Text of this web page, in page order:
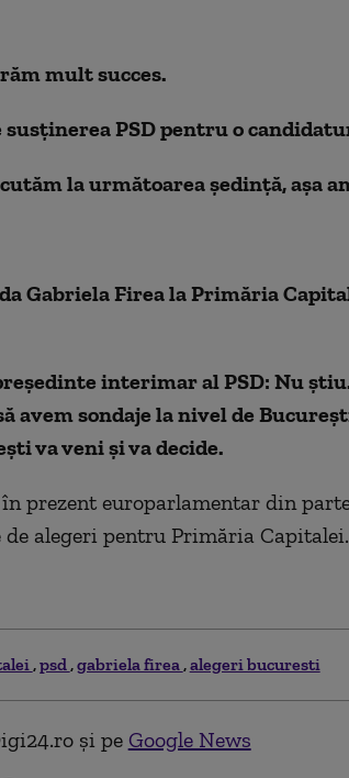
mult succes.
PSD pentru o
la următoarea ședință, așa
Gabriela Firea la Primăria
interimar al PSD: Nu știu.
avem sondaje la nivel de
va veni și va decide.
prezent europarlamentar din
alegeri pentru Primăria Capitalei.
psd gabriela firea alegeri bucuresti
și pe Google News